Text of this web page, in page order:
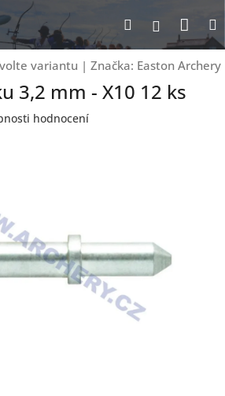
Hledat
variantu | Značka: Easton Archery
3,2 mm - X10 12 ks
hodnocení